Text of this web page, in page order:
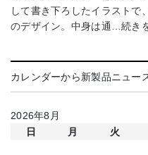
して書き下ろしたイラストで
のデザイン。中身は通…続き
カレンダーから新製品ニュー
2026年8月
日
月 火